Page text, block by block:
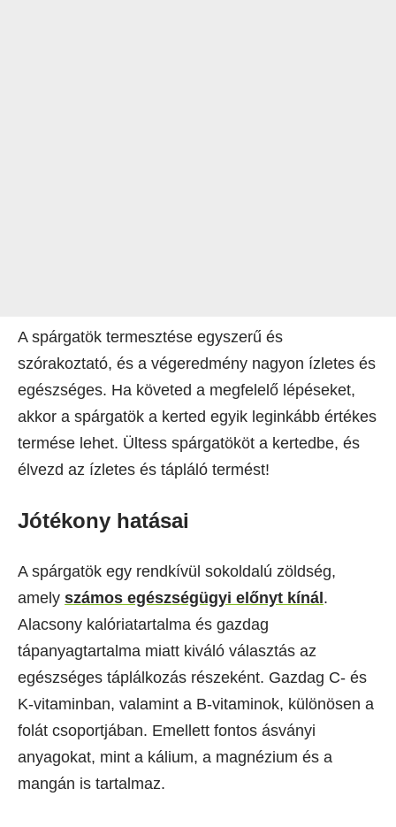
A spárgatök termesztése egyszerű és
szórakoztató, és a végeredmény nagyon ízletes és
egészséges. Ha követed a megfelelő lépéseket,
akkor a spárgatök a kerted egyik leginkább értékes
termése lehet. Ültess spárgatököt a kertedbe, és
élvezd az ízletes és tápláló termést!
Jótékony hatásai
A spárgatök egy rendkívül sokoldalú zöldség,
amely számos egészségügyi előnyt kínál .
Alacsony kalóriatartalma és gazdag
tápanyagtartalma miatt kiváló választás az
egészséges táplálkozás részeként. Gazdag C- és
K-vitaminban, valamint a B-vitaminok, különösen a
folát csoportjában. Emellett fontos ásványi
anyagokat, mint a kálium, a magnézium és a
mangán is tartalmaz.